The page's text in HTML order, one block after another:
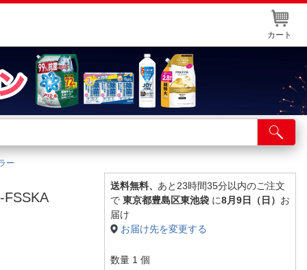
カート
舗サービス
ト取り置き
情報・店舗一覧
ー
FSSKA
送料無料、 あと23時間35分以内のご注文
で 東京都豊島区東池袋 に8月9日（日） お
届け
お届け先を変更する
数量 1 個